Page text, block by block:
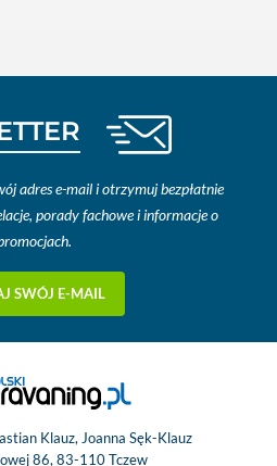
adres e-mail i otrzymuj bezpłatnie
porady fachowe i informacje o
SWÓJ E-MAIL
Klauz, Joanna Sęk-Klauz
86, 83-110 Tczew